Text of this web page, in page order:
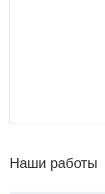
Наши работы